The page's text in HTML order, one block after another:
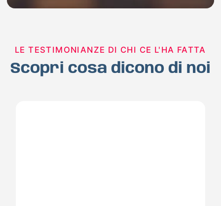
LE TESTIMONIANZE DI CHI CE L'HA FATTA
Scopri cosa dicono di noi